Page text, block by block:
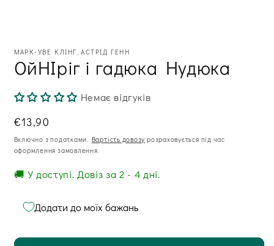
1
в
модальному
вікні
МАРК-УВЕ КЛІНГ, АСТРІД ГЕНН
ОйНІріг і гадюка Нудюка
Немає відгуків
Звична
ціна
€13,90
Включно з податками. Вартість довозу розраховується під час
оформлення замовлення.
🚚 У доступі. Довіз за 2 - 4 дні.
Додати до моїх бажань